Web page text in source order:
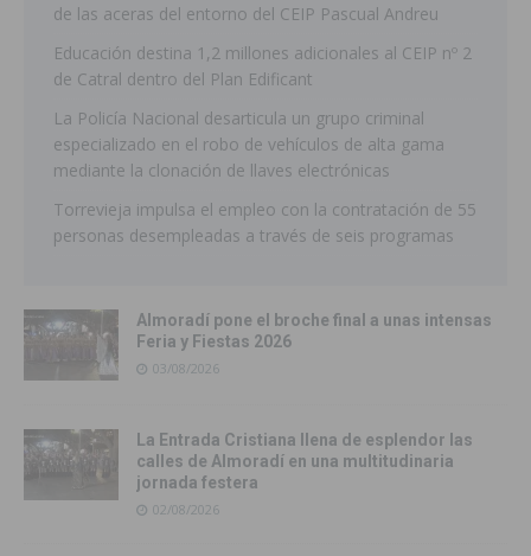
de las aceras del entorno del CEIP Pascual Andreu
Educación destina 1,2 millones adicionales al CEIP nº 2
de Catral dentro del Plan Edificant
La Policía Nacional desarticula un grupo criminal
especializado en el robo de vehículos de alta gama
mediante la clonación de llaves electrónicas
Torrevieja impulsa el empleo con la contratación de 55
personas desempleadas a través de seis programas
Almoradí pone el broche final a unas intensas
Feria y Fiestas 2026
03/08/2026
La Entrada Cristiana llena de esplendor las
calles de Almoradí en una multitudinaria
jornada festera
02/08/2026